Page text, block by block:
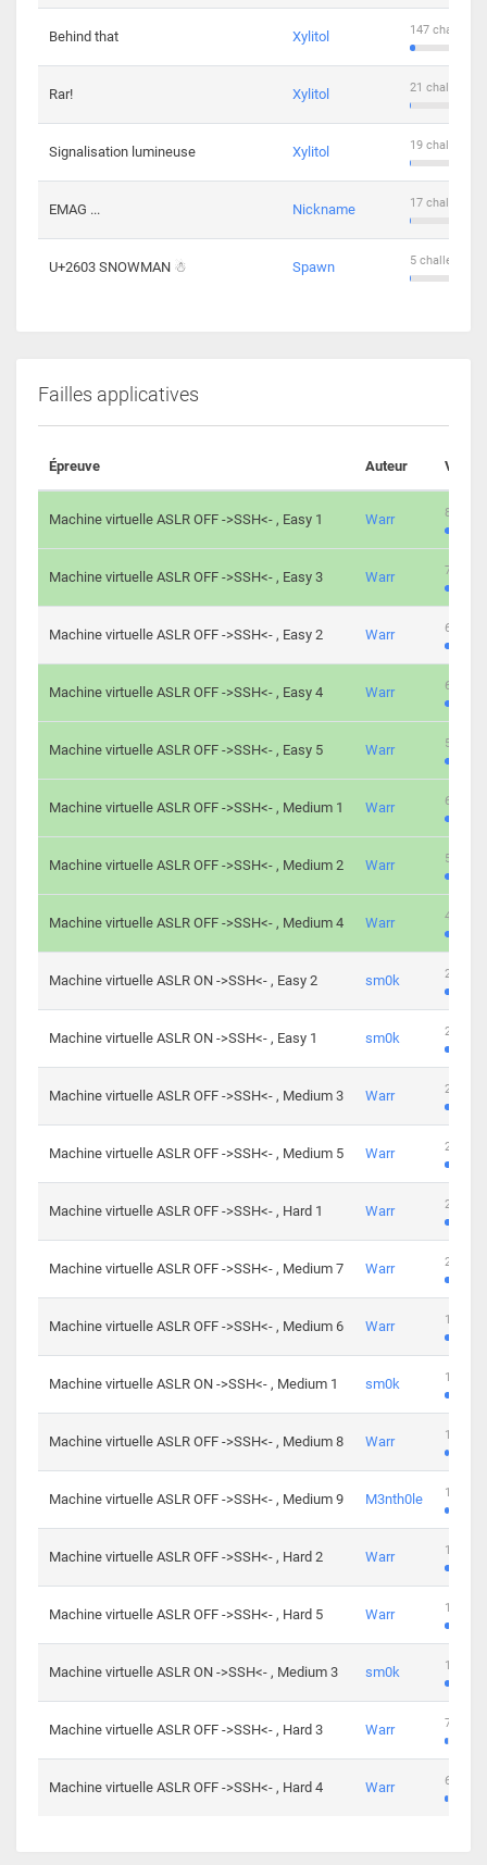
Behind that Xylitol 147
Rar! Xylitol 21
Signalisation lumineuse Xylitol 19
EMAG ... Nickname 17
U+2603 SNOWMAN ☃ Spawn 5 challengers
Failles applicatives
Épreuve Auteur
Machine virtuelle ASLR OFF ->SSH<- , Easy 1 Warr 801
Machine virtuelle ASLR OFF ->SSH<- , Easy 3 Warr 746
Machine virtuelle ASLR OFF ->SSH<- , Easy 2 Warr 681
Machine virtuelle ASLR OFF ->SSH<- , Easy 4 Warr 645
Machine virtuelle ASLR OFF ->SSH<- , Easy 5 Warr 561
Machine virtuelle ASLR OFF ->SSH<- , Medium 1 Warr 605
Machine virtuelle ASLR OFF ->SSH<- , Medium 2 Warr 509
Machine virtuelle ASLR OFF ->SSH<- , Medium 4 Warr 413
Machine virtuelle ASLR ON ->SSH<- , Easy 2 sm0k 247
Machine virtuelle ASLR ON ->SSH<- , Easy 1 sm0k 219
Machine virtuelle ASLR OFF ->SSH<- , Medium 3 Warr 280
Machine virtuelle ASLR OFF ->SSH<- , Medium 5 Warr 265
Machine virtuelle ASLR OFF ->SSH<- , Hard 1 Warr 224
Machine virtuelle ASLR OFF ->SSH<- , Medium 7 Warr 230
Machine virtuelle ASLR OFF ->SSH<- , Medium 6 Warr 168
Machine virtuelle ASLR ON ->SSH<- , Medium 1 sm0k 139
Machine virtuelle ASLR OFF ->SSH<- , Medium 8 Warr 112
Machine virtuelle ASLR OFF ->SSH<- , Medium 9 M3nth0le 100
Machine virtuelle ASLR OFF ->SSH<- , Hard 2 Warr 176
Machine virtuelle ASLR OFF ->SSH<- , Hard 5 Warr 115
Machine virtuelle ASLR ON ->SSH<- , Medium 3 sm0k 115
Machine virtuelle ASLR OFF ->SSH<- , Hard 3 Warr 76
Machine virtuelle ASLR OFF ->SSH<- , Hard 4 Warr 63